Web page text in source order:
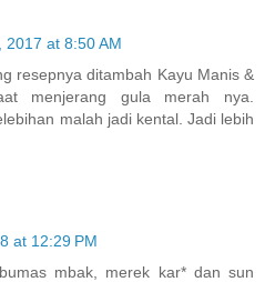
2017 at 8:50 AM
resepnya ditambah Kayu Manis &
menjerang gula merah nya.
malah jadi kental. Jadi lebih
at 12:29 PM
mbak, merek kar* dan sun